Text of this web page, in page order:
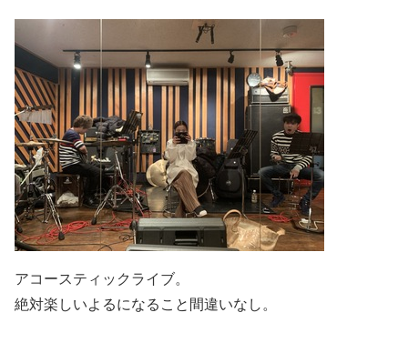
アコースティックライブ。
絶対楽しいよるになること間違いなし。